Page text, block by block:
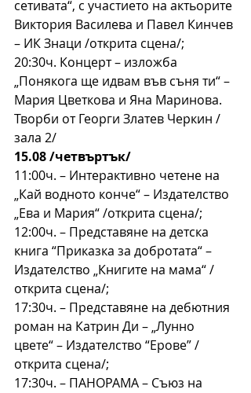
сетивата“, с участието на актьорите
Виктория Василева и Павел Кинчев
– ИК Знаци /открита сцена/;
20:30ч. Концерт – изложба
„Понякога ще идвам във съня ти“ –
Мария Цветкова и Яна Маринова.
Творби от Георги Златев Черкин /
зала 2/
15.08 /четвъртък/
11:00ч. – Интерактивно четене на
„Кай водното конче“ – Издателство
„Ева и Мария“ /открита сцена/;
12:00ч. – Представяне на детска
книга “Приказка за добротата“ –
Издателство „Книгите на мама“ /
открита сцена/;
17:30ч. – Представяне на дебютния
роман на Катрин Ди – „Лунно
цвете“ – Издателство “Ерове” /
открита сцена/;
17:30ч. – ПАНОРАМА – Съюз на